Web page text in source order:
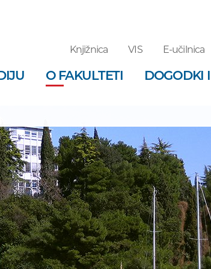
Knjižnica VIS E-učilnica
O FAKULTETI DOGODKI